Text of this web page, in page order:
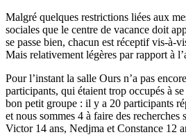
Malgré quelques restrictions liées aux
sociales que le centre de vacance doit
se passe bien, chacun est réceptif vis-à-
Mais relativement légères par rapport à
Pour l’instant la salle Ours n’a pas
participants, qui étaient trop occupés à
bon petit groupe : il y a 20 participants
et nous sommes 4 à faire des recherches
Victor 14 ans, Nedjma et Constance 12